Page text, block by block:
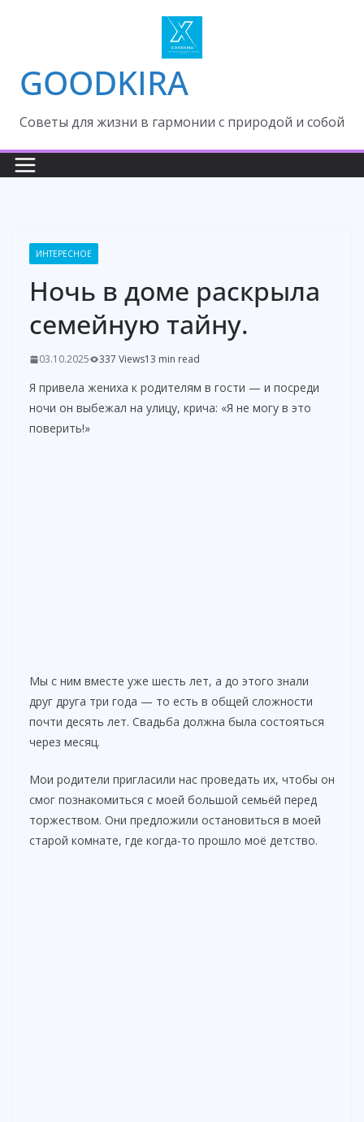
GOODKIRA
Cоветы для жизни в гармонии с природой и собой
ИНТЕРЕСНОЕ
Ночь в доме раскрыла
семейную тайну.
03.10.2025 337 Views13 min read
Я привела жениха к родителям в гости — и посреди
ночи он выбежал на улицу, крича: «Я не могу в это
поверить!»
Мы с ним вместе уже шесть лет, а до этого знали
друг друга три года — то есть в общей сложности
почти десять лет. Свадьба должна была состояться
через месяц.
Мои родители пригласили нас проведать их, чтобы он
смог познакомиться с моей большой семьёй перед
торжеством. Они предложили остановиться в моей
старой комнате, где когда-то прошло моё детство.